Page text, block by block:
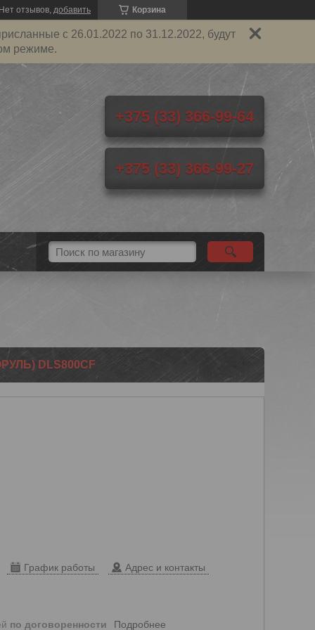
Корзина
отзывов, добавить
с 26.01.2022 по 31.12.2022, будут
режиме.
+375 (33) 366-99-64
+375 (33) 366-99-27
DLS800CF
График работы Адрес и контакты
по договоренности Подробнее